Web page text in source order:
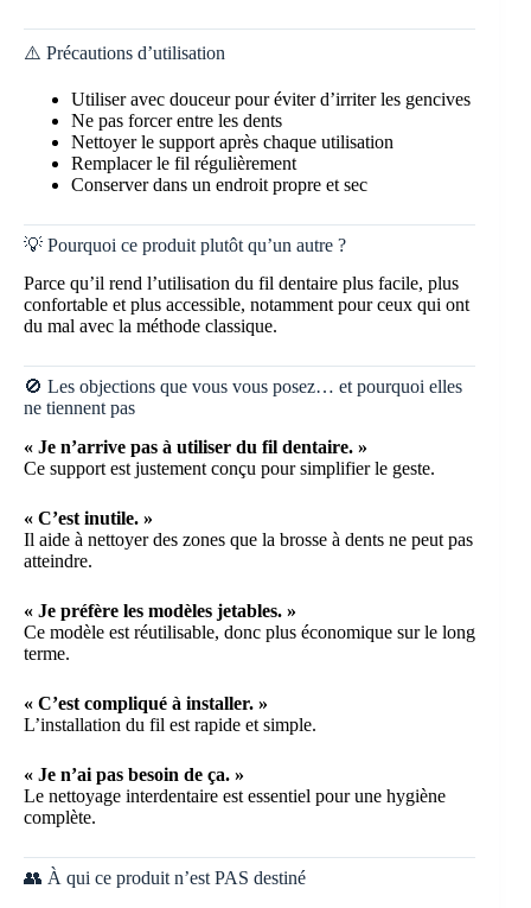
⚠️ Précautions d’utilisation
Utiliser avec douceur pour éviter d’irriter les gencives
Ne pas forcer entre les dents
Nettoyer le support après chaque utilisation
Remplacer le fil régulièrement
Conserver dans un endroit propre et sec
💡 Pourquoi ce produit plutôt qu’un autre ?
Parce qu’il rend l’utilisation du fil dentaire plus facile, plus
confortable et plus accessible, notamment pour ceux qui ont
du mal avec la méthode classique.
🚫 Les objections que vous vous posez… et pourquoi elles
ne tiennent pas
« Je n’arrive pas à utiliser du fil dentaire. »
Ce support est justement conçu pour simplifier le geste.
« C’est inutile. »
Il aide à nettoyer des zones que la brosse à dents ne peut pas
atteindre.
« Je préfère les modèles jetables. »
Ce modèle est réutilisable, donc plus économique sur le long
terme.
« C’est compliqué à installer. »
L’installation du fil est rapide et simple.
« Je n’ai pas besoin de ça. »
Le nettoyage interdentaire est essentiel pour une hygiène
complète.
👥 À qui ce produit n’est PAS destiné